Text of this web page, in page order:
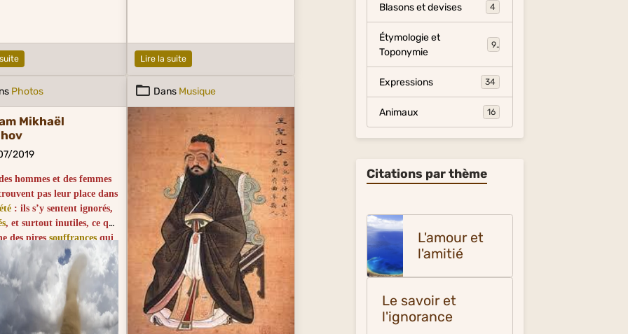
Lire la suite
Photos
Mikhaël
2019
hommes et des femmes
pas leur place dans
: ils s’y sentent ignorés,
, et surtout inutiles, ce qui
des piressouffrances qui
Alors, à quoi vont-ils
leurs énergies ?
ne leur donne pas la
de construire quelque
ne leur reste qu’à détruire
qu’ils peuvent autour
Dans Musique
Blasons et devises 4
Étymologie et
Toponymie
9
Expressions 34
Animaux 16
Citations par thème
L'amour et
l'amitié
Le savoir et
l'ignorance